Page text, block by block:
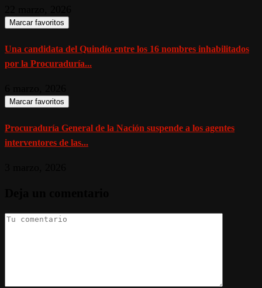
Marcar favoritos
Una candidata del Quindío entre los 16 nombres inhabilitados
por la Procuraduría...
Marcar favoritos
Procuraduría General de la Nación suspende a los agentes
interventores de las...